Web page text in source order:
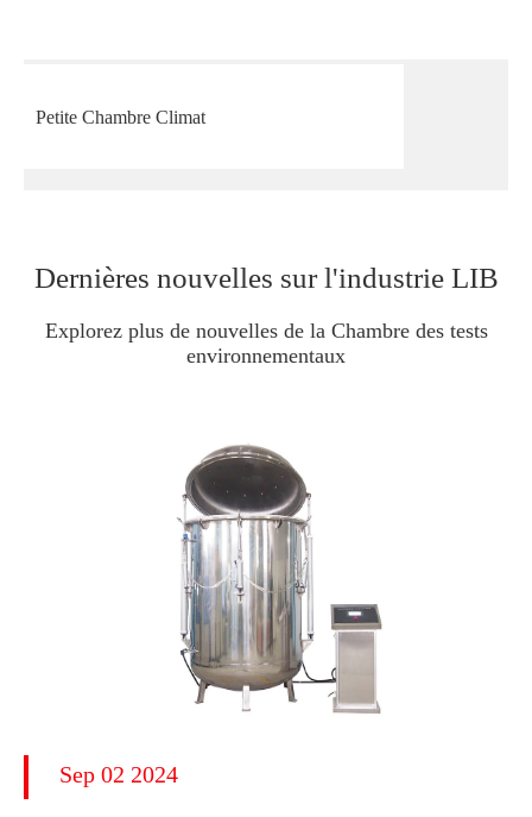
Petite Chambre Climat
Dernières nouvelles sur l'industrie LIB
Explorez plus de nouvelles de la Chambre des tests
environnementaux
Sep 02 2024